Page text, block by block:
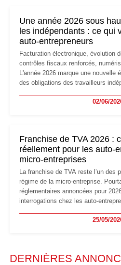
Une année 2026 sous
les indépendants : ce qui
auto-entrepreneurs
Facturation électronique, évolution
contrôles fiscaux renforcés,
L'année 2026 marque une nouvelle
des obligations des travailleurs
les auto-entrepreneurs devront
02/06/
Franchise de TVA 2026 :
réellement pour les auto-
micro-entreprises
La franchise de TVA reste l’un des
régime de la micro-entreprise.
réglementaires annoncées pour
interrogations chez les auto-
facturation ou risque de bascule
25/05/
DERNIÈRES